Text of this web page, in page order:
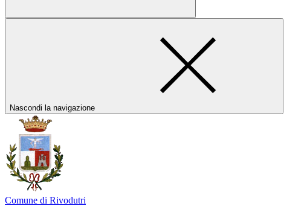
Nascondi la navigazione
Comune di Rivodutri